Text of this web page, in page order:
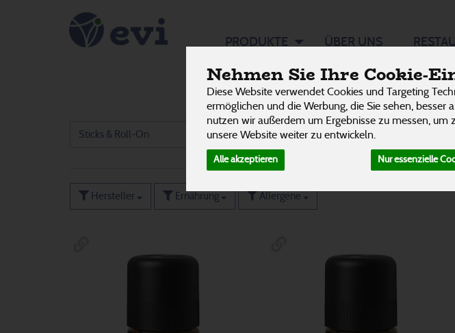
Nehmen Sie Ihre Cookie-
Diese Website verwendet Cookies und Targeting
ermöglichen und die Werbung, die Sie sehen, besser
nutzen wir außerdem um Ergebnisse zu messen,
unsere Website weiter zu entwickeln.
Alle akzeptieren Nur essenzielle
PRODUKTE ÜBER UNS
Ätherische Öle
Zubehör 97 von 3242
8 Ätherische Öle
5
Sticks & Roll-On Zubehör
Hersteller Ernährung Allergene